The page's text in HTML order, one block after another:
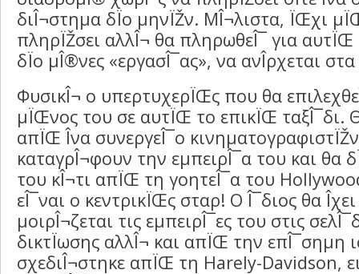
διÎ¬στημα δÏο μηνÏŽν. ΜÎ¬λιστα, ÏŒχι
πληρÏŽσει αλλÎ¬ θα πληρωθεÎ¯ για
δÏο μÎ®νες «εργασÎ¯ας», να ανÎ­ρχεται
ΦυσικÎ¬ ο υπερτυχερÏŒς που θα
μÏŒνος του σε αυτÏŒ το επικÏŒ ταξÎ¯δι.
απÏŒ Î­να συνεργεÎ¯ο
καταγρÎ¬φουν την εμπειρÎ¯α του και θα
του κÎ¬τι απÏŒ τη γοητεÎ¯α του
εÎ¯ναι ο κεντρικÏŒς σταρ! Ο Î¯διος θα
μοιρÎ¬ζεται τις εμπειρÎ¯ες του στις
δικτÏωσης αλλÎ¬ και απÏŒ την επÎ¯σημη
σχεδιÎ¬στηκε απÏŒ τη Harely-Davidson,